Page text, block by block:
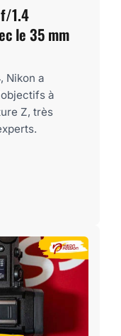
f/1.4
le 35 mm
Nikon a
à
Z, très